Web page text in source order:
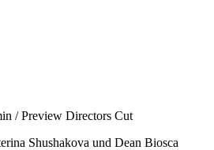
/ Preview Directors Cut
Shushakova und Dean Biosca